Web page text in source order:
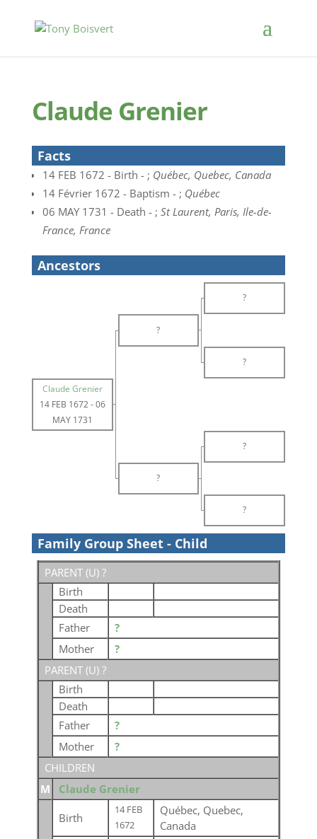
Claude Grenier
Facts
14 FEB 1672 - Birth - ; Québec, Quebec, Canada
14 Février 1672 - Baptism - ; Québec
06 MAY 1731 - Death - ; St Laurent, Paris, Ile-de-
France, France
Ancestors
?
?
?
Claude Grenier
14 FEB 1672-06
MAY 1731
?
?
?
Family Group Sheet - Child
PARENT (U) ?
Birth
Death
Father
?
Mother
?
PARENT (U) ?
Birth
Death
Father
?
Mother
?
CHILDREN
M
Claude Grenier
Birth
14 FEB
1672
Québec, Quebec,
Canada